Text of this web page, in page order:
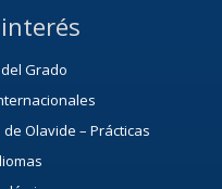
Grado
Olavide – Prácticas